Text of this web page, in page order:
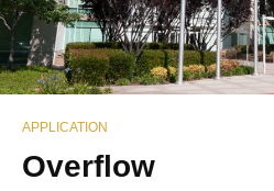
APPLICATION
Overflow